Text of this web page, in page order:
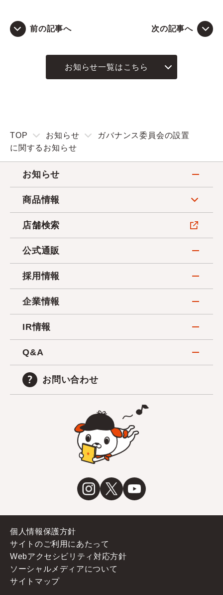
前の記事へ 次の記事へ
お知らせ一覧はこちら
TOP お知らせ
ガバナンス委員会の設置
に関するお知らせ
お知らせ
商品情報
店舗検索
公式通販
採用情報
企業情報
IR情報
Q&A
お問い合わせ
個人情報保護方針
サイトのご利用にあたって
Webアクセシビリティ対応方針
ソーシャルメディアについて
サイトマップ